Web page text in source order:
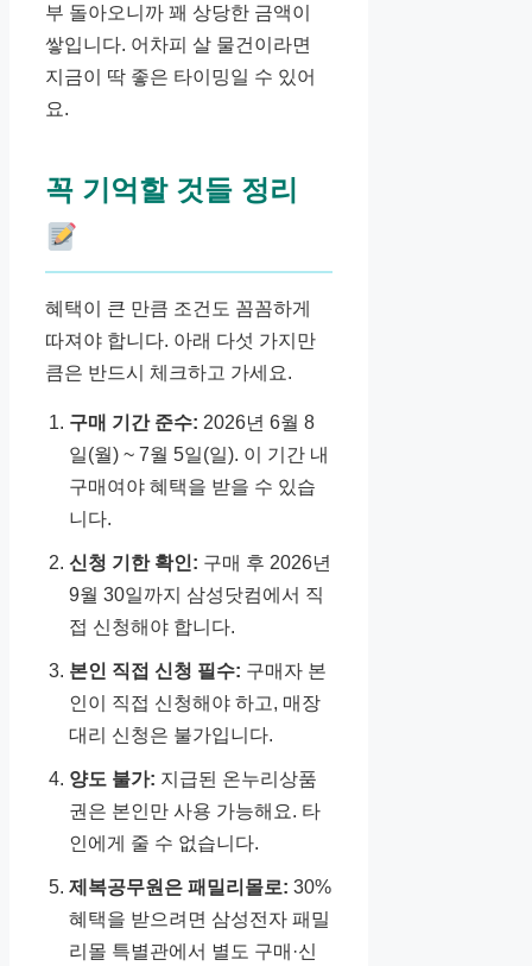
부 돌아오니까 꽤 상당한 금액이
쌓입니다. 어차피 살 물건이라면
지금이 딱 좋은 타이밍일 수 있어
요.
꼭 기억할 것들 정리
혜택이 큰 만큼 조건도 꼼꼼하게
따져야 합니다. 아래 다섯 가지만
큼은 반드시 체크하고 가세요.
구매 기간 준수: 2026년 6월 8
일(월) ~ 7월 5일(일). 이 기간 내
구매여야 혜택을 받을 수 있습
니다.
신청 기한 확인: 구매 후 2026년
9월 30일까지 삼성닷컴에서 직
접 신청해야 합니다.
본인 직접 신청 필수: 구매자 본
인이 직접 신청해야 하고, 매장
대리 신청은 불가입니다.
양도 불가: 지급된 온누리상품
권은 본인만 사용 가능해요. 타
인에게 줄 수 없습니다.
제복공무원은 패밀리몰로: 30%
혜택을 받으려면 삼성전자 패밀
리몰 특별관에서 별도 구매·신